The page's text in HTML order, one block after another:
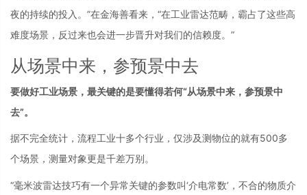
夜的持续的投入。”在金海善看来，“在工业雷达范畴，霸占了这些高
难度场景，反过来也会进一步晋升对我们的信赖度。”
从场景中来，参预景中去
要做好工业场景，最关键的是要懂得若何“从场景中来，参预景中
去”。
据不完全统计，流程工业十多个行业，仅涉及测物位的就有500多
个场景，测量对象更是千差万别。
“毫米波雷达技巧有一个异常关键的参数叫‘介电常数’，不合的物质介